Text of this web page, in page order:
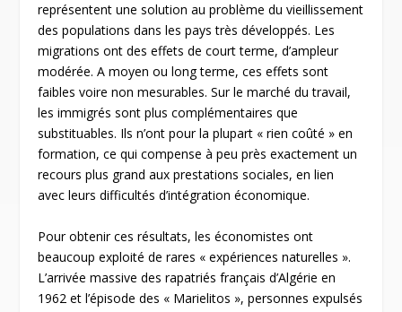
représentent une solution au problème du vieillissement
des populations dans les pays très développés. Les
migrations ont des effets de court terme, d’ampleur
modérée. A moyen ou long terme, ces effets sont
faibles voire non mesurables. Sur le marché du travail,
les immigrés sont plus complémentaires que
substituables. Ils n’ont pour la plupart « rien coûté » en
formation, ce qui compense à peu près exactement un
recours plus grand aux prestations sociales, en lien
avec leurs difficultés d’intégration économique.
Pour obtenir ces résultats, les économistes ont
beaucoup exploité de rares « expériences naturelles ».
L’arrivée massive des rapatriés français d’Algérie en
1962 et l’épisode des « Marielitos », personnes expulsés